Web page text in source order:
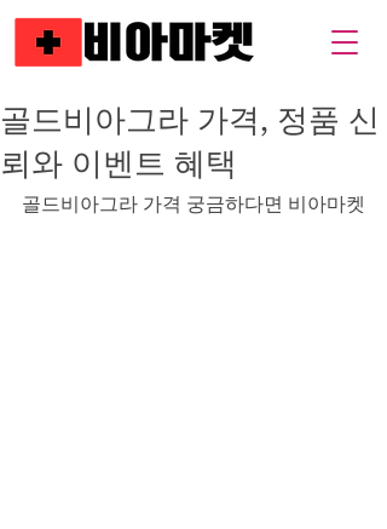
골드비아그라 가격, 정품 신
뢰와 이벤트 혜택
골드비아그라 가격 궁금하다면 비아마켓